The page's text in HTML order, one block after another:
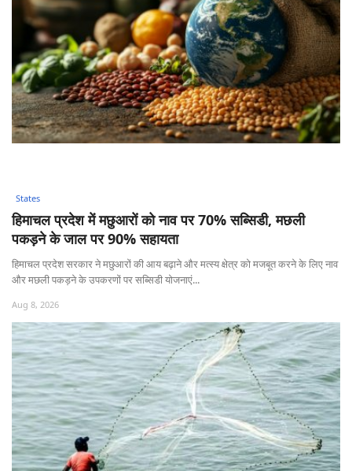
हिमाचल प्रदेश में मछुआरों को नाव पर 70% सब्सिडी, मछली
पकड़ने के जाल पर 90% सहायता
हिमाचल प्रदेश सरकार ने मछुआरों की आय बढ़ाने और मत्स्य क्षेत्र को मजबूत करने के लिए नाव
और मछली पकड़ने के उपकरणों पर सब्सिडी योजनाएं...
Aug 8, 2026
States